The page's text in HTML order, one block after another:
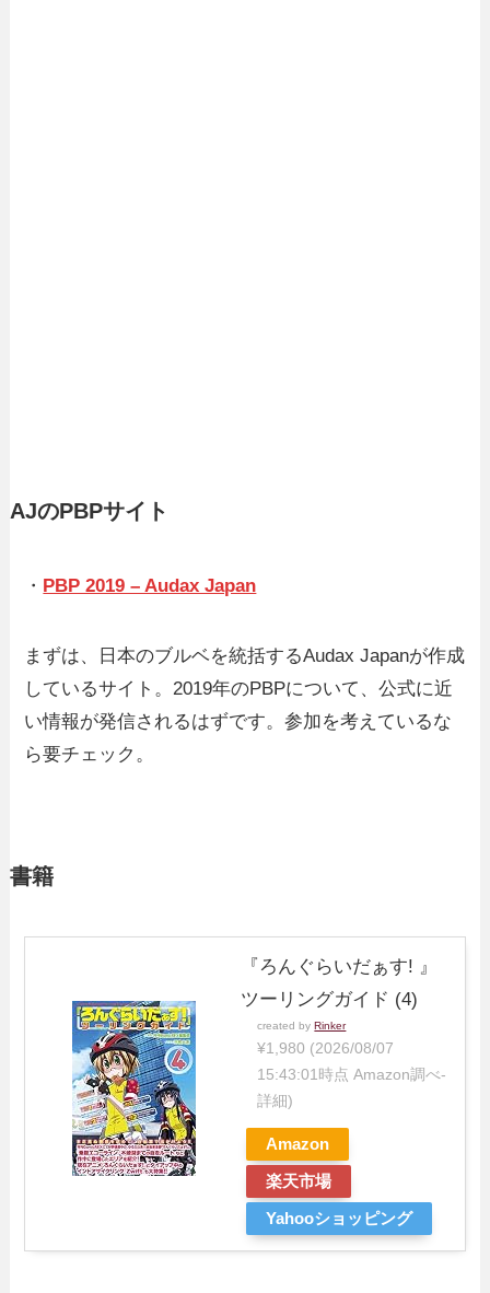
AJのPBPサイト
・ PBP 2019 – Audax Japan
まずは、日本のブルベを統括するAudax Japanが作成
しているサイト。2019年のPBPについて、公式に近
い情報が発信されるはずです。参加を考えているな
ら要チェック。
書籍
『ろんぐらいだぁす! 』
ツーリングガイド (4)
created byRinker
¥1,980 (2026/08/07
15:43:01時点 Amazon調べ-
詳細)
Amazon
楽天市場
Yahooショッピング